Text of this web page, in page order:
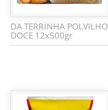
DA TERRINHA POLVILHO
DOCE 12x500gr